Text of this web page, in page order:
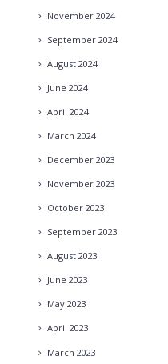
November 2024
September 2024
August 2024
June 2024
April 2024
March 2024
December 2023
November 2023
October 2023
September 2023
August 2023
June 2023
May 2023
April 2023
March 2023